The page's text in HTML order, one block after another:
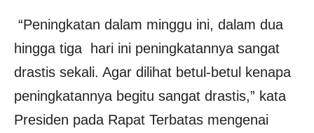
“Peningkatan dalam minggu ini, dalam dua
hingga tiga hari ini peningkatannya sangat
drastis sekali. Agar dilihat betul-betul kenapa
peningkatannya begitu sangat drastis,” kata
Presiden pada Rapat Terbatas mengenai